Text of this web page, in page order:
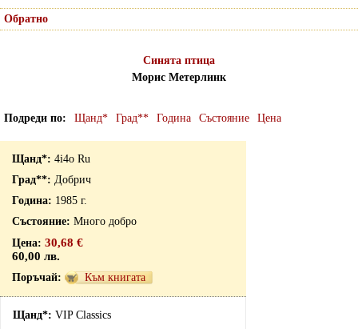
Обратно
Синята птица
Морис Метерлинк
Подреди по Щанд* Град** Година Състояние Цена
4i4o Ru
Добрич
1985 г.
Много добро
30,68 €
60,00 лв.
Към книгата
VIP Classics